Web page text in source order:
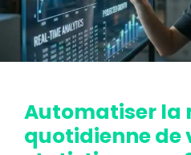
Automatiser la
quotidienne de